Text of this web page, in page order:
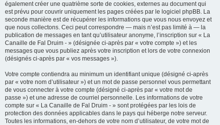
également créer une quatrième sorte de cookies, externes au document qui
est prévu pour couvrir uniquement les pages créées par le logiciel phpBB. La
seconde manière est de récupérer les informations que vous nous envoyez et
que nous collectons. Ceci peut correspondre — mais n’est pas limité à — la
publication de messages en tant qu’utilisateur anonyme, l’inscription sur « La
Canaille de Fal Druim - » (désignée ci-après par « votre compte ») et les
messages que vous publiez après votre inscription et lors de votre connexion
(désignés ci-après par « vos messages »).
Votre compte contiendra au minimum un identifiant unique (désigné ci-après
par « votre nom d’utilisateur ») et un mot de passe personnel vous permettant
de vous connecter à votre compte (désigné ci-après par « votre mot de
passe ») et une adresse de courriel personnelle. Les informations de votre
compte sur « La Canaille de Fal Druim - » sont protégées par les lois de
protection des données applicables dans le pays qui héberge notre serveur.
Toutes les informations, en-dehors de votre nom d’utilisateur, de votre mot de